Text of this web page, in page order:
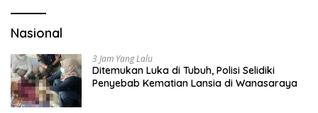
Nasional
3 Jam Yang Lalu
Ditemukan Luka di Tubuh, Polisi Selidiki
Penyebab Kematian Lansia di Wanasaraya